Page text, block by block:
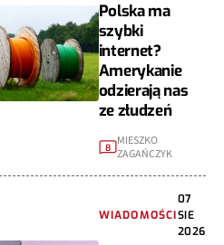
Polska ma
szybki
internet?
Amerykanie
odzierają nas
ze złudzeń
8 MIESZKO
ZAGAŃCZYK
WIADOMOŚCI
07
SIE
2026